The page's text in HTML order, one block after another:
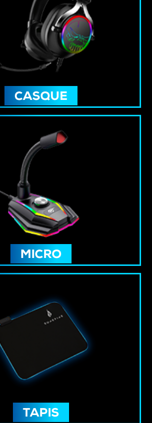
CASQUE
MICRO
TAPIS